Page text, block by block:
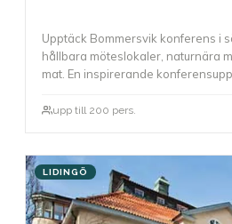
Upptäck Bommersvik konferens i
hållbara möteslokaler, naturnära
mat. En inspirerande
upp till 200 pers.
LIDINGÖ